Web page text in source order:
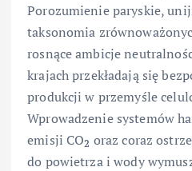
Porozumienie paryskie,
taksonomia
rosnące ambicje
krajach przekładają się
produkcji w przemyśle
Wprowadzenie systemów
emisji CO2 oraz coraz
do powietrza i wody